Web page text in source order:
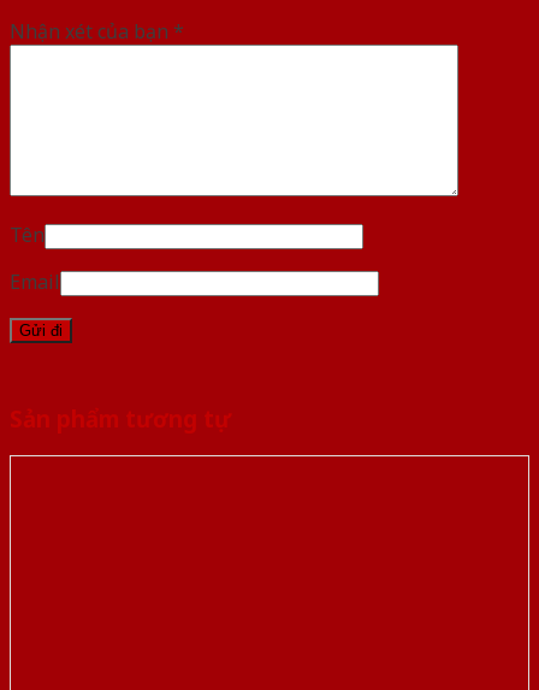
Nhận xét của bạn *
Tên
Email
Sản phẩm tương tự